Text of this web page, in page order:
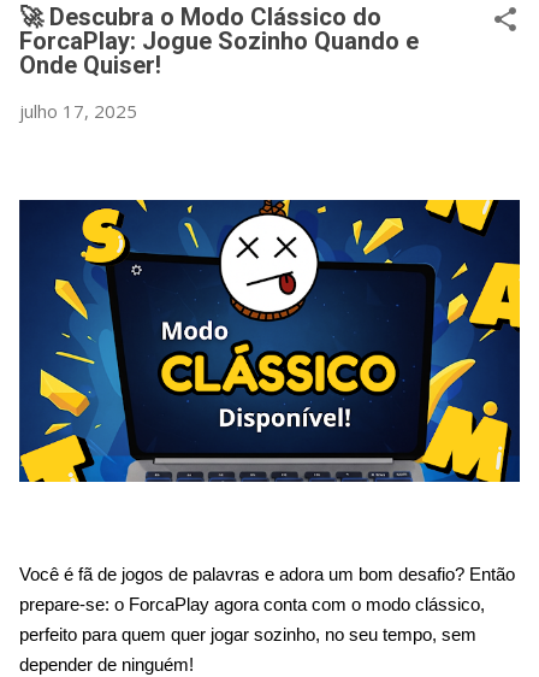
🚀 Descubra o Modo Clássico do
ForcaPlay: Jogue Sozinho Quando e
Onde Quiser!
julho 17, 2025
Você é fã de jogos de palavras e adora um bom desafio? Então
prepare-se: o ForcaPlay agora conta com o modo clássico,
perfeito para quem quer jogar sozinho, no seu tempo, sem
depender de ninguém!